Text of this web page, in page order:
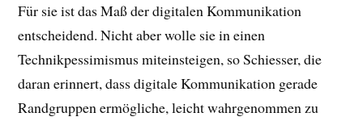
Für sie ist das Maß der digitalen Kommunikation
entscheidend. Nicht aber wolle sie in einen
Technikpessimismus miteinsteigen, so Schiesser, die
daran erinnert, dass digitale Kommunikation gerade
Randgruppen ermögliche, leicht wahrgenommen zu